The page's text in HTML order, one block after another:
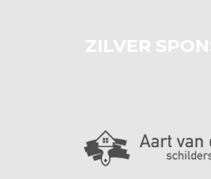
ZILVER